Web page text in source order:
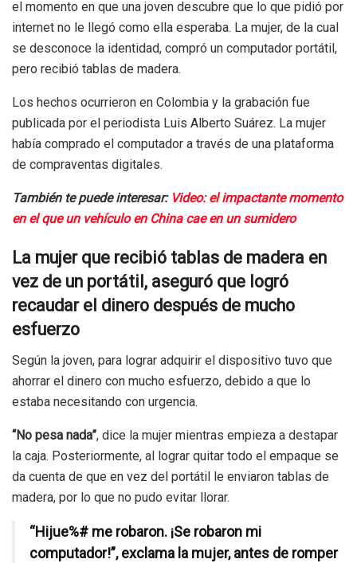
el momento en que una joven descubre que lo que pidió por
internet no le llegó como ella esperaba. La mujer, de la cual
se desconoce la identidad, compró un computador portátil,
pero recibió tablas de madera.
Los hechos ocurrieron en Colombia y la grabación fue
publicada por el periodista Luis Alberto Suárez. La mujer
había comprado el computador a través de una plataforma
de compraventas digitales.
También te puede interesar: Video: el impactante momento
en el que un vehículo en China cae en un sumidero
La mujer que recibió tablas de madera en
vez de un portátil, aseguró que logró
recaudar el dinero después de mucho
esfuerzo
Según la joven, para lograr adquirir el dispositivo tuvo que
ahorrar el dinero con mucho esfuerzo, debido a que lo
estaba necesitando con urgencia.
“No pesa nada”, dice la mujer mientras empieza a destapar
la caja. Posteriormente, al lograr quitar todo el empaque se
da cuenta de que en vez del portátil le enviaron tablas de
madera, por lo que no pudo evitar llorar.
“Hijue%# me robaron. ¡Se robaron mi
computador!”, exclama la mujer, antes de romper